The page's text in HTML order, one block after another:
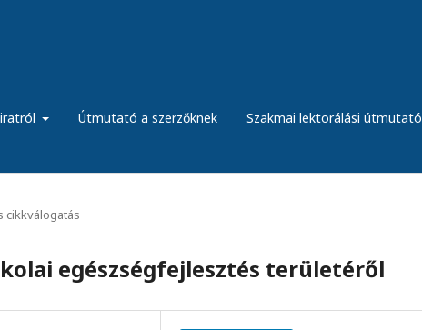
Útmutató a szerzőknek Szakmai lektorálási útmutató
cikkválogatás
egészségfejlesztés területéről